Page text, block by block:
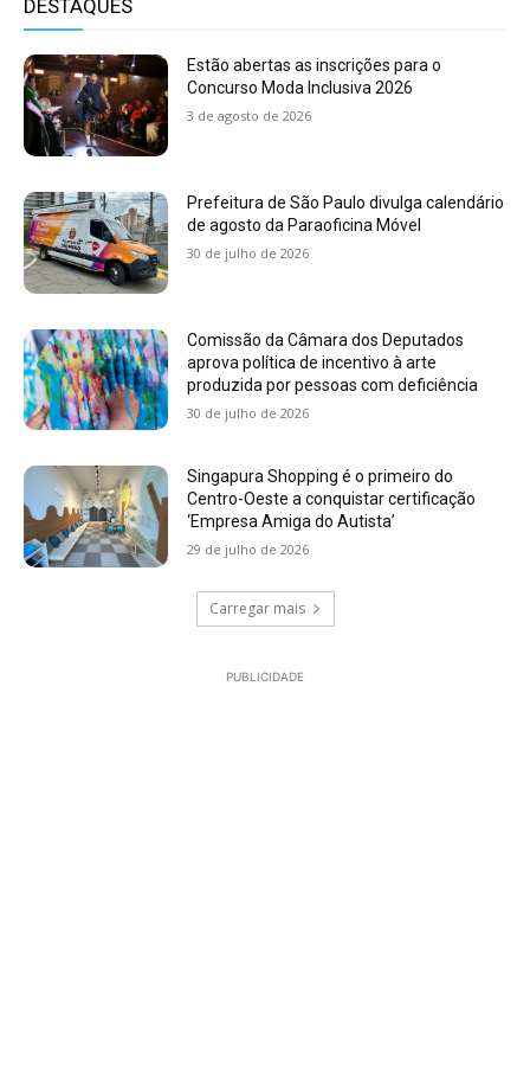
DESTAQUES
Estão abertas as inscrições para o
Concurso Moda Inclusiva 2026
3 de agosto de 2026
Prefeitura de São Paulo divulga calendário
de agosto da Paraoficina Móvel
30 de julho de 2026
Comissão da Câmara dos Deputados
aprova política de incentivo à arte
produzida por pessoas com deficiência
30 de julho de 2026
Singapura Shopping é o primeiro do
Centro-Oeste a conquistar certificação
‘Empresa Amiga do Autista’
29 de julho de 2026
Carregar mais
PUBLICIDADE